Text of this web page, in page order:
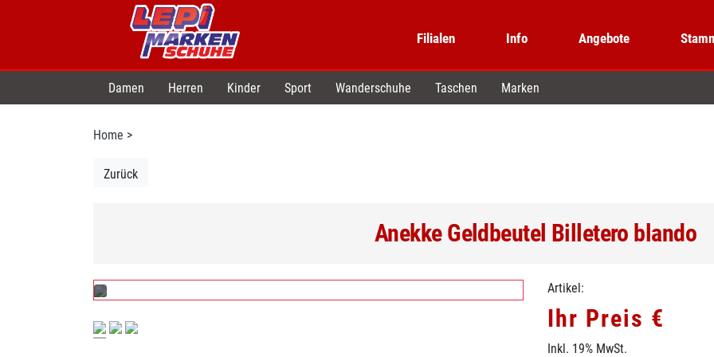
Filialen Info Angebote
Damen Herren Kinder Sport Wanderschuhe Taschen Marken
Home >
Zurück
Anekke Geldbeutel Billetero blando
Artikel:
Ihr Preis €
Inkl. 19% MwSt.